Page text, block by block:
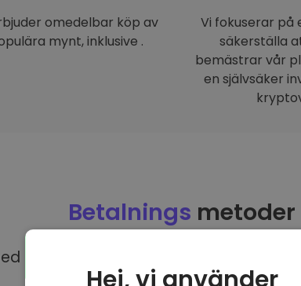
omedelbar köp av
mynt, inklusive .
Vi fokuserar
säkerställa
bemästrar vår
en självsäker
Betalnings metoder
EUR på Kriptomat har du tillgång till
Hej, vi använder